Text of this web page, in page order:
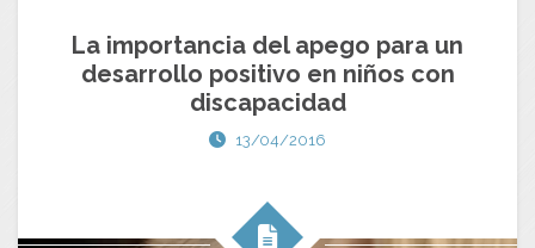
La importancia del apego para un
desarrollo positivo en niños con
discapacidad
13/04/2016